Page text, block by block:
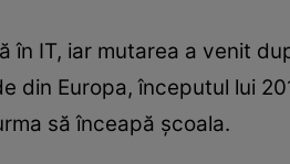
în IT, iar mutarea a venit
din Europa, începutul lui
să înceapă școala.